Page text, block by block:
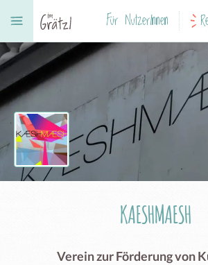
Für NutzerInnen
KAESHMAESH
Verein zur Förderung von